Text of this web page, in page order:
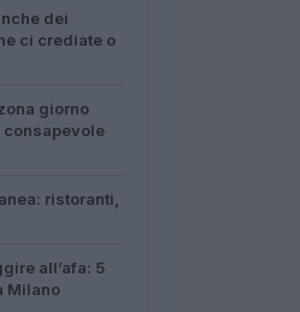
dei
ci crediate o
giorno
consapevole
ristoranti,
all’afa: 5
Milano